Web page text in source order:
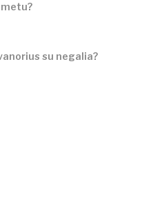
su negalia?